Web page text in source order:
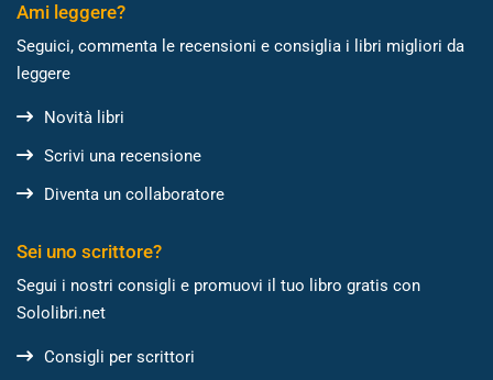
Ami leggere?
Seguici, commenta le recensioni e consiglia i libri migliori da
leggere
Novità libri
Scrivi una recensione
Diventa un collaboratore
Sei uno scrittore?
Segui i nostri consigli e promuovi il tuo libro gratis con
Sololibri.net
Consigli per scrittori